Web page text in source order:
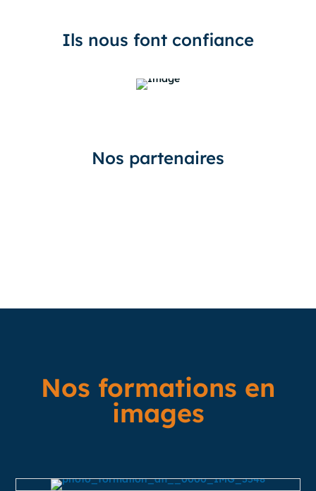
Ils nous font confiance
Nos partenaires
Nos formations en
images